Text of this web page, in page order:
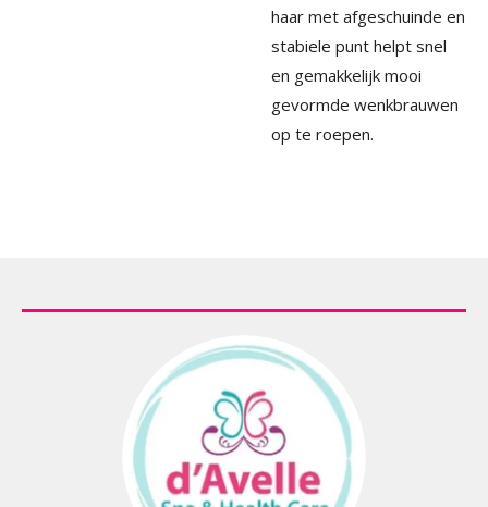
haar met afgeschuinde en
stabiele punt helpt snel
en gemakkelijk mooi
gevormde wenkbrauwen
op te roepen.